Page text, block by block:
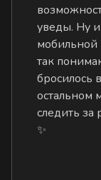
уведы. Ну
мобильной
так
бросилось
остальном
следить
✨